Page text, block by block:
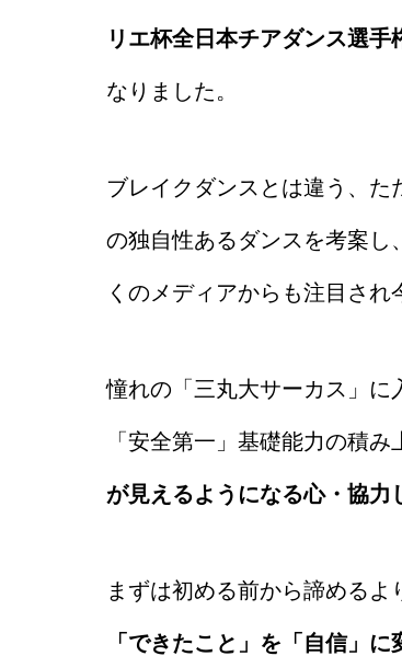
リエ杯全日本チアダンス選
なりました。
ブレイクダンスとは違う、た
の独自性あるダンスを考案し
くのメディアからも注目され
憧れの「三丸大サーカス」に
「安全第一」基礎能力の積
が見えるようになる心・協
まずは初める前から諦めるよ
「できたこと」を「自信」